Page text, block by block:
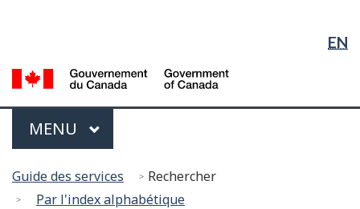
principal
propos
du
gouvernement »
version
HTML
simplifiée
la
langue
EN
Menu
PRINCIPAL
MENU
êtes
Guide des services
Rechercher
Par l'index alphabétique